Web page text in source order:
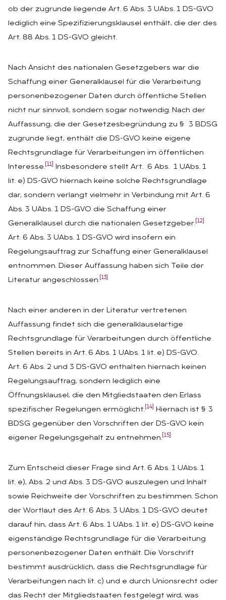
ob der zugrunde liegende Art. 6 Abs. 3 UAbs. 1 DS-GVO
lediglich eine Spezifizierungsklausel enthält, die der des
Art. 88 Abs. 1 DS-GVO gleicht.
Nach Ansicht des nationalen Gesetzgebers war die
Schaffung einer Generalklausel für die Verarbeitung
personenbezogener Daten durch öffentliche Stellen
nicht nur sinnvoll, sondern sogar notwendig. Nach der
Auffassung, die der Gesetzesbegründung zu § 3 BDSG
zugrunde liegt, enthält die DS-GVO keine eigene
Rechtsgrundlage für Verarbeitungen im öffentlichen
Interesse. [11]
Insbesondere stellt Art. 6 Abs. 1 UAbs. 1
lit. e) DS-GVO hiernach keine solche Rechtsgrundlage
dar, sondern verlangt vielmehr in Verbindung mit Art. 6
Abs. 3 UAbs. 1 DS-GVO die Schaffung einer
Generalklausel durch die nationalen Gesetzgeber. [12]
Art. 6 Abs. 3 UAbs. 1 DS-GVO wird insofern ein
Regelungsauftrag zur Schaffung einer Generalklausel
entnommen. Dieser Auffassung haben sich Teile der
Literatur angeschlossen. [13]
Nach einer anderen in der Literatur vertretenen
Auffassung findet sich die generalklauselartige
Rechtsgrundlage für Verarbeitungen durch öffentliche
Stellen bereits in Art. 6 Abs. 1 UAbs. 1 lit. e) DS-GVO.
Art. 6 Abs. 2 und 3 DS-GVO enthalten hiernach keinen
Regelungsauftrag, sondern lediglich eine
Öffnungsklausel, die den Mitgliedstaaten den Erlass
spezifischer Regelungen ermöglicht. [14]
Hiernach ist § 3
BDSG gegenüber den Vorschriften der DS-GVO kein
eigener Regelungsgehalt zu entnehmen. [15]
Zum Entscheid dieser Frage sind Art. 6 Abs. 1 UAbs. 1
lit. e), Abs. 2 und Abs. 3 DS-GVO auszulegen und Inhalt
sowie Reichweite der Vorschriften zu bestimmen. Schon
der Wortlaut des Art. 6 Abs. 3 UAbs. 1 DS-GVO deutet
darauf hin, dass Art. 6 Abs. 1 UAbs. 1 lit. e) DS-GVO keine
eigenständige Rechtsgrundlage für die Verarbeitung
personenbezogener Daten enthält. Die Vorschrift
bestimmt ausdrücklich, dass die Rechtsgrundlage für
Verarbeitungen nach lit. c) und e durch Unionsrecht oder
das Recht der Mitgliedstaaten festgelegt wird, was